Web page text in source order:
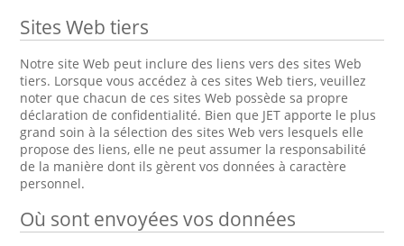
Sites Web tiers
Notre site Web peut inclure des liens vers des sites Web
tiers. Lorsque vous accédez à ces sites Web tiers, veuillez
noter que chacun de ces sites Web possède sa propre
déclaration de confidentialité. Bien que JET apporte le plus
grand soin à la sélection des sites Web vers lesquels elle
propose des liens, elle ne peut assumer la responsabilité
de la manière dont ils gèrent vos données à caractère
personnel.
Où sont envoyées vos données